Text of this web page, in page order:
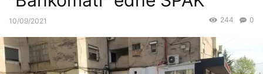
10/09/2021 0
244